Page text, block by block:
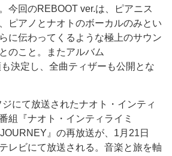
今回のREBOOT ver.は、ピアニス
ピアノとナオトのボーカルのみとい
に伝わってくるような極上のサウン
のこと。またアルバム
も決定し、全曲ティザーも公開とな
にて放送されたナオト・インティ
組『ナオト・インティライミ
』の再放送が、1月21日
レビにて放送される。音楽と旅を軸